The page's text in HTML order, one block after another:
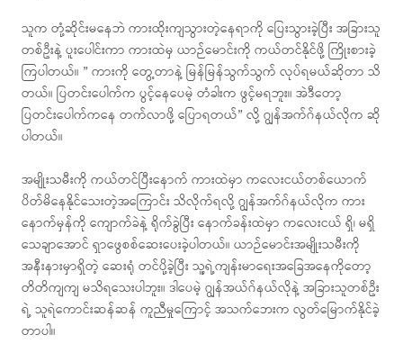
သူက တုံ့ဆိုင်းမနေဘဲ ကားထိုးကျသွားတဲ့နေရာကို ပြေးသွားခဲ့ပြီး အခြားသူ
တစ်ဦးနဲ့ ပူးပေါင်းကာ ကားထဲမှ ယာဉ်မောင်းကို ကယ်တင်နိုင်ဖို့ ကြိုးစားခဲ့
ကြပါတယ်။ ” ကားကို တွေ့တာနဲ့ မြန်မြန်သွက်သွက် လုပ်ရမယ်ဆိုတာ သိ
တယ်။ ပြတင်းပေါက်က ပွင့်နေပေမဲ့ တံခါးက ဖွင့်မရဘူး။ အဲဒီတော့
ပြတင်းပေါက်ကနေ တက်လာဖို့ ပြောရတယ်” လို့ ဂျွန်အက်ဂ်နယ်လိုက ဆို
ပါတယ်။
အမျိုးသမီးကို ကယ်တင်ပြီးနောက် ကားထဲမှာ ကလေးငယ်တစ်ယောက်
ပိတ်မိနေနိုင်သေးတဲ့အကြောင်း သိလိုက်ရလို့ ဂျွန်အက်ဂ်နယ်လိုက ကား
နောက်မှန်ကို ကျောက်ခဲနဲ့ ရိုက်ခွဲပြီး နောက်ခန်းထဲမှာ ကလေးငယ် ရှိ၊ မရှိ
သေချာအောင် ရှာဖွေစစ်ဆေးပေးခဲ့ပါတယ်။ ယာဉ်မောင်းအမျိုးသမီးကို
အနီးနားမှာရှိတဲ့ ဆေးရုံ တင်ပို့ခဲ့ပြီး သူ့ရဲ့ကျန်းမာရေးအခြေအနေကိုတော့
တိတိကျကျ မသိရသေးပါဘူး။ ဒါပေမဲ့ ဂျွန်အယ်ဂ်နယ်လိုနဲ့ အခြားသူတစ်ဦး
ရဲ့ သူရဲကောင်းဆန်ဆန် ကူညီမှုကြောင့် အသက်ဘေးက လွတ်မြောက်နိုင်ခဲ့
တာပါ။